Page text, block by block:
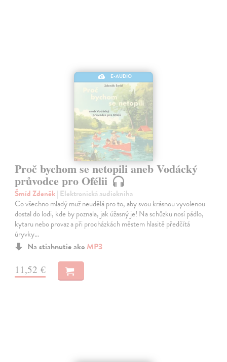
E-AUDIO
Proč bychom se netopili aneb Vodácký
průvodce pro Ofélii
Šmíd Zdeněk| Elektronická audiokniha
Co všechno mladý muž neudělá pro to, aby svou krásnou vyvolenou
dostal do lodi, kde by poznala, jak úžasný je! Na schůzku nosí pádlo,
kytaru nebo provaz a při procházkách městem hlasitě předčítá
úryvky…
Na stiahnutie ako MP3
11,52 €